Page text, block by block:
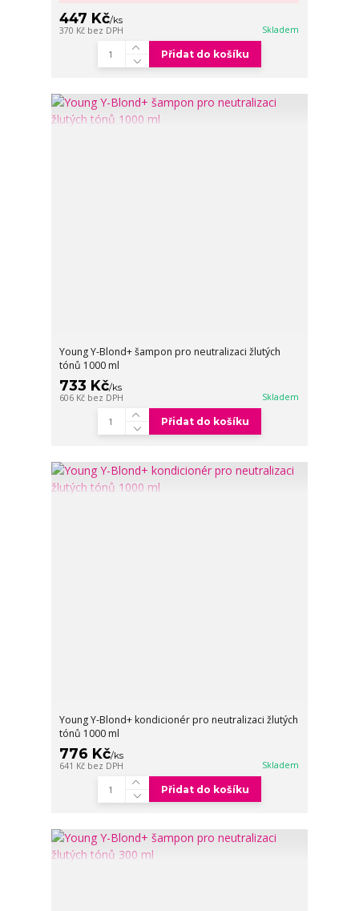
447 Kč/ks
370 Kč bez DPH Skladem
Přidat do košíku
Young Y-Blond+ šampon pro neutralizaci žlutých
tónů 1000 ml
733 Kč/ks
606 Kč bez DPH Skladem
Přidat do košíku
Young Y-Blond+ kondicionér pro neutralizaci žlutých
tónů 1000 ml
776 Kč/ks
641 Kč bez DPH Skladem
Přidat do košíku